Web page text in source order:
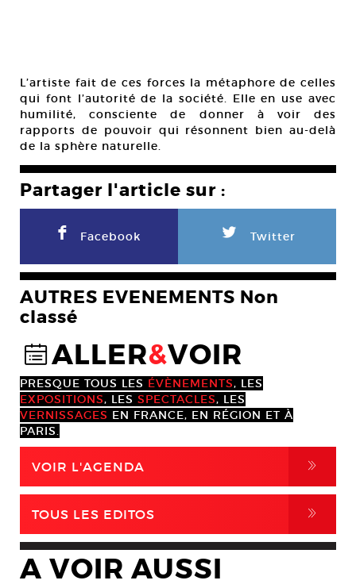
L’artiste fait de ces forces la métaphore de celles
qui font l’autorité de la société. Elle en use avec
humilité, consciente de donner à voir des
rapports de pouvoir qui résonnent bien au-delà
de la sphère naturelle.
Partager l'article sur :
F Facebook L Twitter
AUTRES EVENEMENTS Non
classé
@ALLER&VOIR
PRESQUE TOUS LES ÉVÈNEMENTS, LES
EXPOSITIONS, LES SPECTACLES, LES
VERNISSAGES EN FRANCE, EN RÉGION ET À
PARIS.
VOIR L'AGENDA ,
TOUS LES EDITOS ,
A VOIR AUSSI